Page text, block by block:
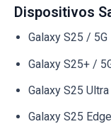
Dispositivos
Galaxy S25 / 5G
Galaxy S25+ /
Galaxy S25
Galaxy S25 Edge